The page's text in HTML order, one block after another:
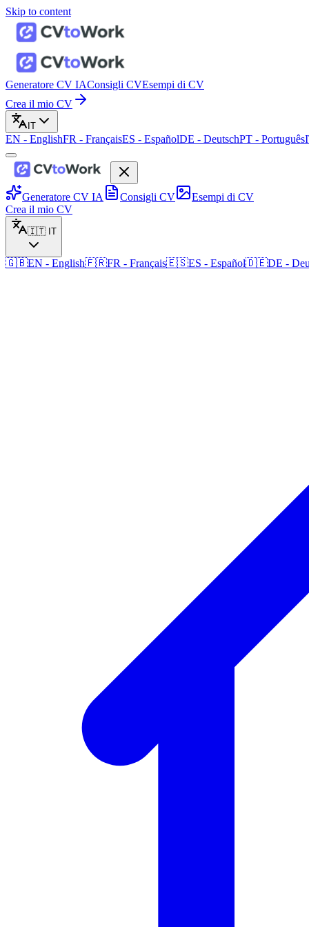
Skip to content
Generatore CV IAConsigli CVEsempi di CV
Crea il mio CV
IT
EN - EnglishFR - FrançaisES - EspañolDE - DeutschPT - Português
Generatore CV IA Consigli CV
Esempi di CV
Crea il mio CV
🇮🇹 IT
🇬🇧EN - English🇫🇷FR - Français🇪🇸ES - Español🇩🇪DE -